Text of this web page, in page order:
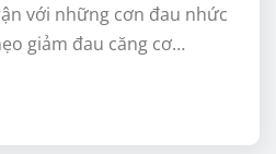
với những cơn đau nhức
giảm đau căng cơ…